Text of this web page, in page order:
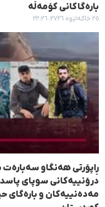
بارەگاکانی کۆمەڵە
٢٥ خاکەلێوە ٢٧٢٦، ٢٢:٢٦
ڕاپۆرتی هەنگاو
درۆنییەکانی سوپای
مەدەنییەکان و بارەگای